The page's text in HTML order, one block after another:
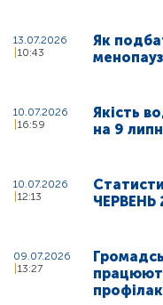
13.07.2026
10:43
Як
10.07.2026
16:59
Якість
на 9
10.07.2026
12:13
ЧЕРВЕНЬ
09.07.2026
13:27